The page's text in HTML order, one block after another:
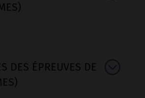
DES ÉPREUVES DE